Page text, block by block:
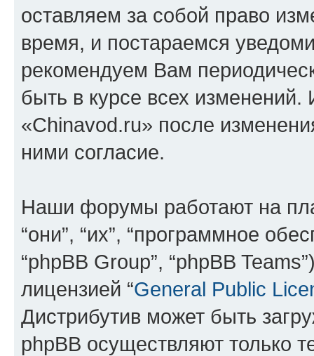
оставляем за собой право
время, и постараемся
рекомендуем Вам
быть в курсе всех
«Chinavod.ru» после
ними согласие.
Наши форумы работают на
“они”, “их”, “программное
“phpBB Group”, “phpBB
лицензией “General Public
Дистрибутив может быть
phpBB осуществляют только